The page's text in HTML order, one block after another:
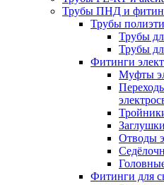
Трубы ПНД и
Трубы
Трубы
Трубы
Фитинги
Муфты
Отводы
Фитинги для